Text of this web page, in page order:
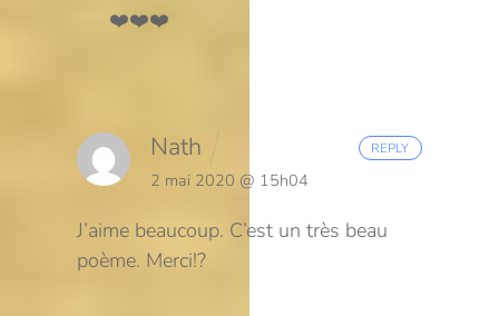
❤️❤️❤️
Nath
2 mai 2020 @ 15h04
J’aime beaucoup. C’est un très beau
poème. Merci!?
REPLY